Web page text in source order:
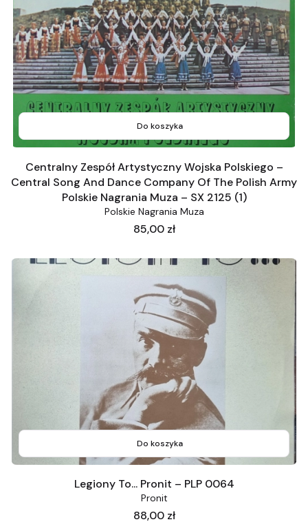
Do koszyka
Centralny Zespół Artystyczny Wojska Polskiego –
Central Song And Dance Company Of The Polish Army
Polskie Nagrania Muza – SX 2125 (1)
Polskie Nagrania Muza
Cena
85,00 zł
Do koszyka
Legiony To... Pronit – PLP 0064
Pronit
Cena
88,00 zł